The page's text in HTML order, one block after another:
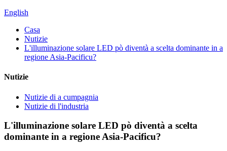
English
Casa
Nutizie
L'illuminazione solare LED pò diventà a scelta dominante in a
regione Asia-Pacificu?
Nutizie
Nutizie di a cumpagnia
Nutizie di l'industria
L'illuminazione solare LED pò diventà a scelta
dominante in a regione Asia-Pacificu?